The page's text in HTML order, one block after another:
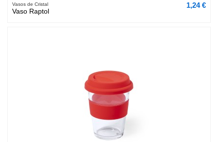
Vasos de Cristal
Vaso Raptol
1,24 €